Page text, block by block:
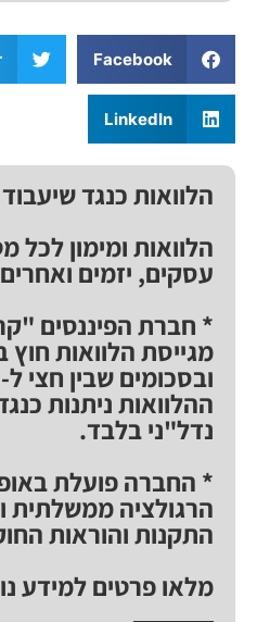
Facebook
LinkedIn
הלוואות כנגד
הלוואות ומימון לכל
עסקים, יזמים
* חברת הפיננסים
מגייסת הלוואות חוץ
ההלוואות ניתנות
נדל"ני בלבד.
* החברה פועלת
הרגולציה ממשלתית
התקנות והוראות
מלאו פרטים למידע